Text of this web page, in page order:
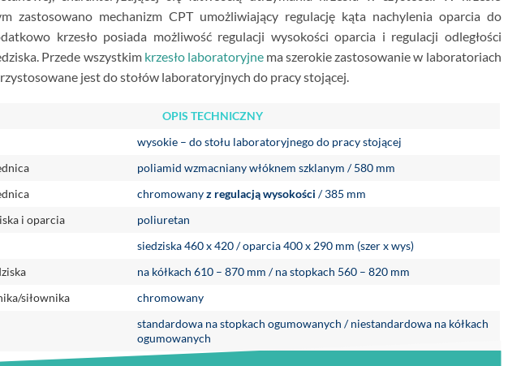
zastosowano mechanizm CPT umożliwiający regulację kąta nachylenia oparcia do
krzesło posiada możliwość regulacji wysokości oparcia i regulacji odległości
Przede wszystkim krzesło laboratoryjnema szerokie zastosowanie w laboratoriach
jest do stołów laboratoryjnych do pracy stojącej.
OPIS TECHNICZNY
wysokie – do stołu laboratoryjnego do pracy stojącej
poliamid wzmacniany włóknem szklanym / 580 mm
chromowanyz regulacją wysokości/ 385 mm
i oparcia
poliuretan
siedziska 460 x 420 / oparcia 400 x 290 mm (szer x wys)
na kółkach 610 – 870 mm / na stopkach 560 – 820 mm
siłownika
chromowany
standardowa na stopkach ogumowanych / niestandardowa na kółkach
ogumowanych